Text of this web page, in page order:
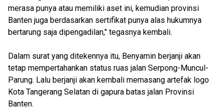
merasa punya atau memiliki aset ini, kemudian provinsi
Banten juga berdasarkan sertifikat punya alas hukumnya
bertarung saja dipengadilan," tegasnya kembali.
Dalam surat yang ditekennya itu, Benyamin berjanji akan
tetap mempertahankan status ruas jalan Serpong-Muncul-
Parung. Lalu berjanji akan kembali memasang artefak logo
Kota Tangerang Selatan di gapura batas jalan Provinsi
Banten.